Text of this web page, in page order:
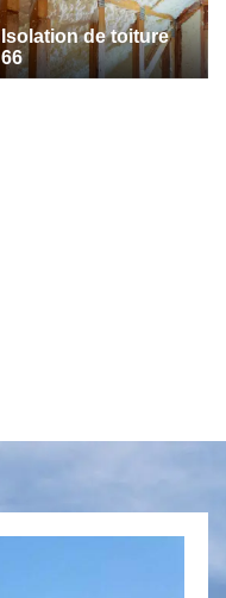
Isolation de toiture
66